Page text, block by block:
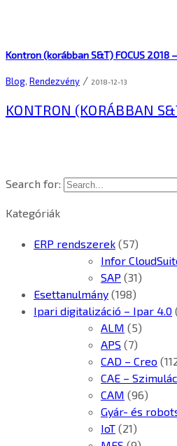
Kontron (korábban S&T) FOCUS 2018
Blog, Rendezvény / 2018-12-13
KONTRON (KORÁBBAN
Search for:
Kategóriák
ERP rendszerek (57)
Infor
SAP (31)
Esettanulmány (198)
Ipari digitalizáció – Ipar 4.0
ALM (5)
APS (7)
CAD – Creo
CAE –
CAM (96)
Gyár- és
IoT (21)